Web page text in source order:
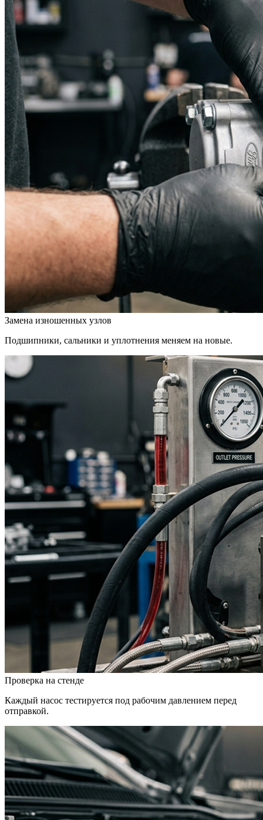
Замена изношенных узлов
Подшипники, сальники и уплотнения меняем на новые.
Проверка на стенде
Каждый насос тестируется под рабочим давлением перед
отправкой.